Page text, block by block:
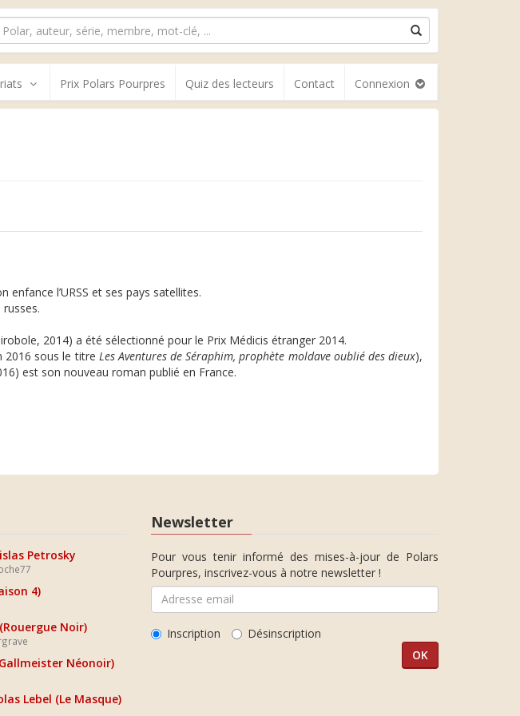
Prix Polars Pourpres Quiz des lecteurs Contact Connexion
enfance l’URSS et ses pays satellites.
2014) a été sélectionné pour le Prix Médicis étranger 2014.
2016 sous le titre Les Aventures de Séraphim, prophète moldave oublié des dieux),
est son nouveau roman publié en France.
Petrosky
4)
Noir)
Néonoir)
Lebel (Le Masque)
Newsletter
Pour vous tenir informé des mises-à-jour de Polars
Pourpres, inscrivez-vous à notre newsletter !
Inscription Désinscription